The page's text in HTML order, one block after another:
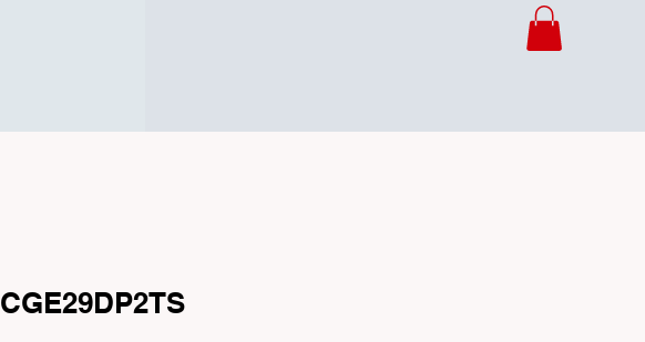
CGE29DP2TS